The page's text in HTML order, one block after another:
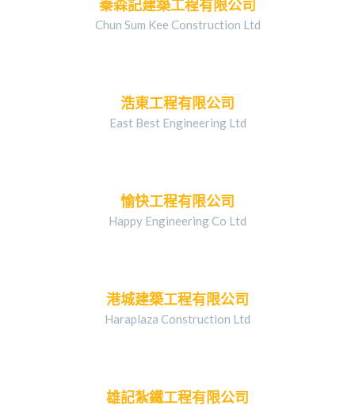
秦森記建築工程有限公司
Chun Sum Kee Construction Ltd
浩東工程有限公司
East Best Engineering Ltd
愉快工程有限公司
Happy Engineering Co Ltd
港城建築工程有限公司
Haraplaza Construction Ltd
雄記紮鐵工程有限公司